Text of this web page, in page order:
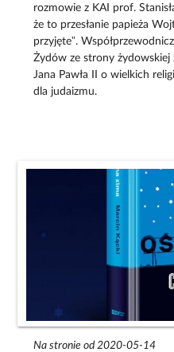
rozmowie z KAI prof.
że to przesłanie papieża
przyjęte”.
Żydów ze strony żydowskiej
Jana Pawła II o wielkich
dla judaizmu.
Na stronie od 2020-05-14